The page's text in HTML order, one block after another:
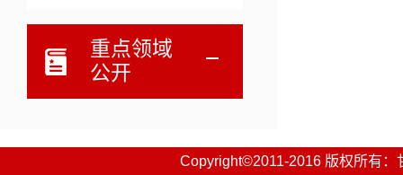
重点领域
公开
Copyright©2011-2016 版权所有：